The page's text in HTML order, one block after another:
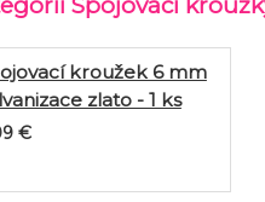
kroužek 6 mm
zlato - 1 ks
€